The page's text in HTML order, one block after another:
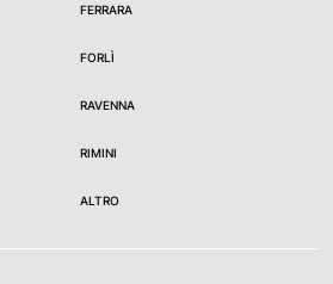
FERRARA
FORLÌ
RAVENNA
RIMINI
ALTRO